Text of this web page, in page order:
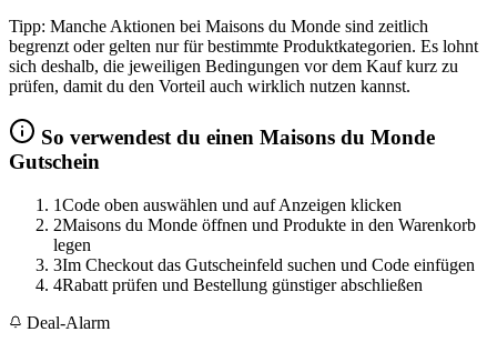
Tipp: Manche Aktionen bei Maisons du Monde sind zeitlich
begrenzt oder gelten nur für bestimmte Produktkategorien. Es lohnt
sich deshalb, die jeweiligen Bedingungen vor dem Kauf kurz zu
prüfen, damit du den Vorteil auch wirklich nutzen kannst.
So verwendest du einen Maisons du Monde
Gutschein
1Code oben auswählen und auf Anzeigen klicken
2Maisons du Monde öffnen und Produkte in den Warenkorb
legen
3Im Checkout das Gutscheinfeld suchen und Code einfügen
4Rabatt prüfen und Bestellung günstiger abschließen
Deal-Alarm